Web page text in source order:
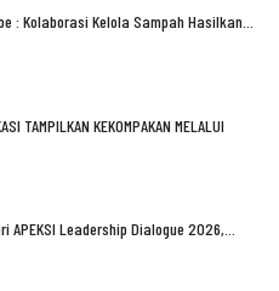
: Kolaborasi Kelola Sampah Hasilkan…
TAMPILKAN KEKOMPAKAN MELALUI
APEKSI Leadership Dialogue 2026,…